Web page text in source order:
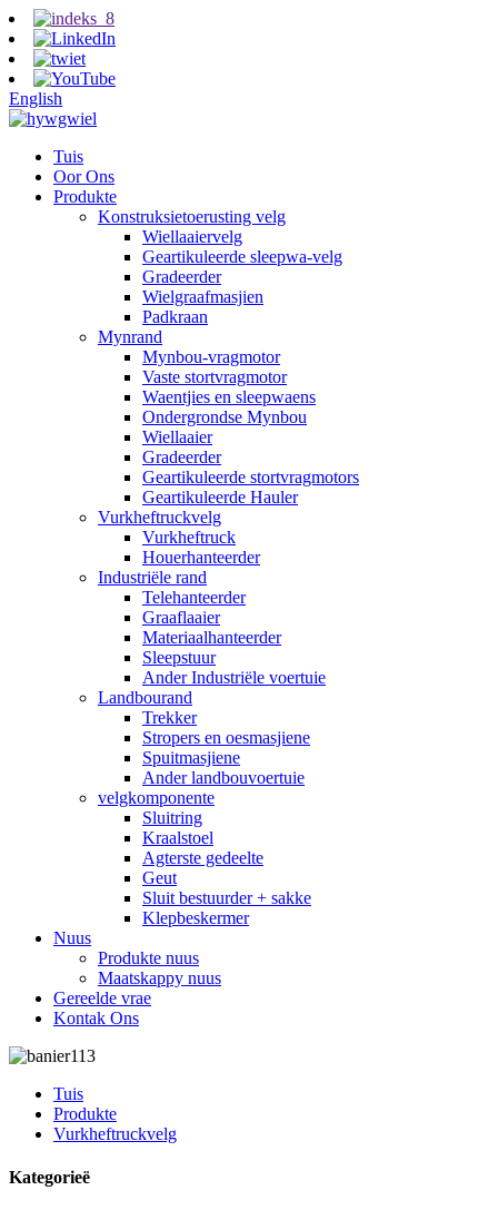
English
Tuis
Oor Ons
Produkte
Konstruksietoerusting velg
Wiellaaiervelg
Geartikuleerde sleepwa-velg
Gradeerder
Wielgraafmasjien
Padkraan
Mynrand
Mynbou-vragmotor
Vaste stortvragmotor
Waentjies en sleepwaens
Ondergrondse Mynbou
Wiellaaier
Gradeerder
Geartikuleerde stortvragmotors
Geartikuleerde Hauler
Vurkheftruckvelg
Vurkheftruck
Houerhanteerder
Industriële rand
Telehanteerder
Graaflaaier
Materiaalhanteerder
Sleepstuur
Ander Industriële voertuie
Landbourand
Trekker
Stropers en oesmasjiene
Spuitmasjiene
Ander landbouvoertuie
velgkomponente
Sluitring
Kraalstoel
Agterste gedeelte
Geut
Sluit bestuurder + sakke
Klepbeskermer
Nuus
Produkte nuus
Maatskappy nuus
Gereelde vrae
Kontak Ons
Tuis
Produkte
Vurkheftruckvelg
Kategorieë